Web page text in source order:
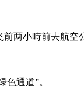
前两小時前去航
通道”。